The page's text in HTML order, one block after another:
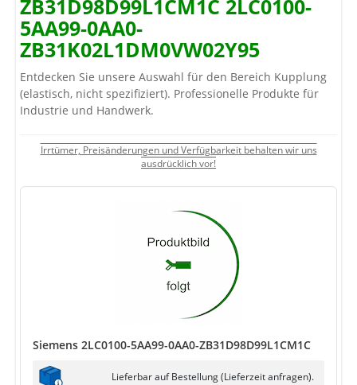
ZB31D98D99L1CM1C 2LC0100-
5AA99-0AA0-
ZB31K02L1DM0VW02Y95
Entdecken Sie unsere Auswahl für den Bereich Kupplung
(elastisch, nicht spezifiziert). Professionelle Produkte für
Industrie und Handwerk.
Irrtümer, Preisänderungen und Verfügbarkeit behalten wir uns
ausdrücklich vor!
Siemens 2LC0100-5AA99-0AA0-ZB31D98D99L1CM1C
Lieferbar auf Bestellung (Lieferzeit anfragen).